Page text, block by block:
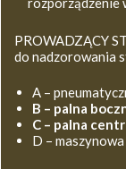
PROWADZĄCY
do nadzorowania
A –
B – palna
C – palna
D –